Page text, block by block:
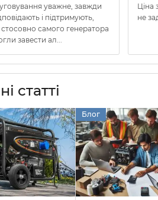
уважне, завжди
і підтримують,
самого генератора
завести ал...
Ціна
не
статті
Блог